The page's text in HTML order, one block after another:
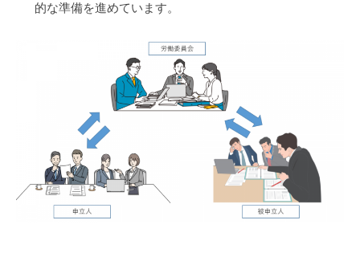
的な準備を進めています。